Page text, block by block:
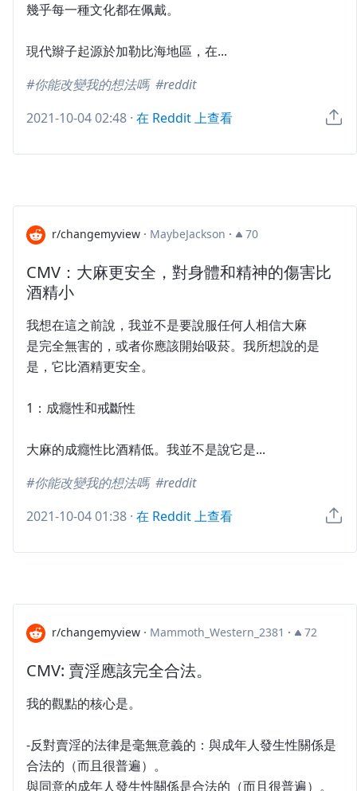
幾乎每一種文化都在佩戴。
現代辮子起源於加勒比海地區，在...
你能改變我的想法嗎
reddit
2021-10-04 02:48 · 在 Reddit 上查看
r/changemyview · MaybeJackson · 70
CMV：大麻更安全，對身體和精神的傷害比
酒精小
我想在這之前說，我並不是要說服任何人相信大麻
是完全無害的，或者你應該開始吸菸。我所想說的是
是，它比酒精更安全。
1：成癮性和戒斷性
大麻的成癮性比酒精低。我並不是說它是...
你能改變我的想法嗎
reddit
2021-10-04 01:38 · 在 Reddit 上查看
r/changemyview · Mammoth_Western_2381 · 72
CMV: 賣淫應該完全合法。
我的觀點的核心是。
-反對賣淫的法律是毫無意義的：與成年人發生性關係是
合法的（而且很普遍）。
與同意的成年人發生性關係是合法的（而且很普遍）。